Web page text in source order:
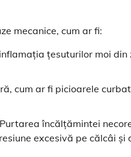
mecanice, cum ar fi:
țesuturilor moi
cum ar fi picioarele
încălțămintei
excesivă pe călcâi și